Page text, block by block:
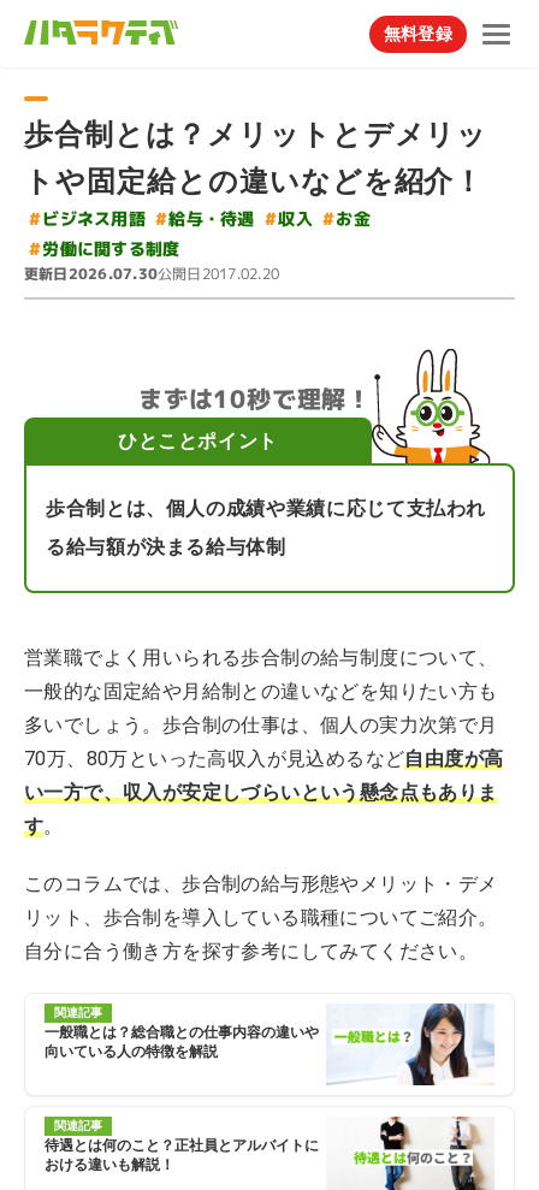
無料登録
歩合制とは？メリットとデメリッ
トや固定給との違いなどを紹介！
#ビジネス用語 #給与・待遇 #収入 #お金
#労働に関する制度
更新日2026.07.30公開日2017.02.20
まずは10秒で理解！
ひとことポイント
歩合制とは、個人の成績や業績に応じて支払われ
る給与額が決まる給与体制
営業職でよく用いられる歩合制の給与制度について、
一般的な固定給や月給制との違いなどを知りたい方も
多いでしょう。歩合制の仕事は、個人の実力次第で月
70万、80万といった高収入が見込めるなど自由度が高
い一方で、収入が安定しづらいという懸念点もありま
す。
このコラムでは、歩合制の給与形態やメリット・デメ
リット、歩合制を導入している職種についてご紹介。
自分に合う働き方を探す参考にしてみてください。
関連記事
一般職とは？総合職との仕事内容の違いや
向いている人の特徴を解説
関連記事
待遇とは何のこと？正社員とアルバイトに
おける違いも解説！